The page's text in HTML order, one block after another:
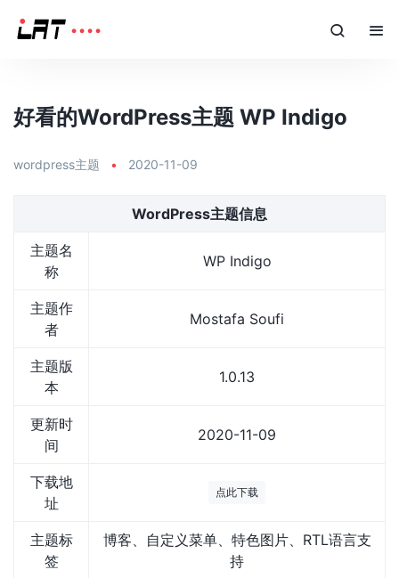
好看的WordPress主题 WP Indigo
wordpress主题 • 2020-11-09
WordPress主题信息
主题名
称
WP Indigo
主题作
者
Mostafa Soufi
主题版
本
1.0.13
更新时
间
2020-11-09
下载地
址
点此下载
主题标
签
博客、自定义菜单、特色图片、RTL语言支
持